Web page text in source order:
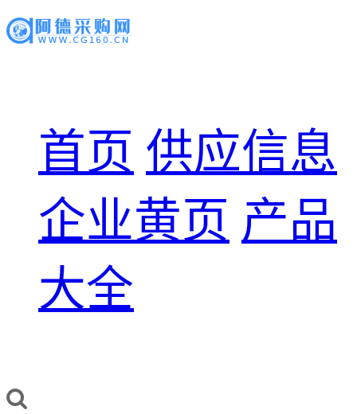
首页 供应信息
企业黄页 产品
大全